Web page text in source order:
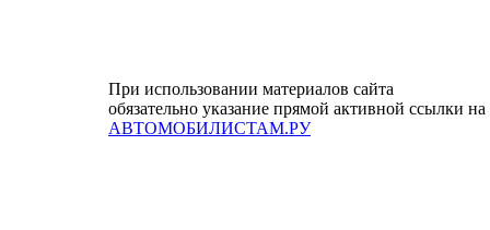
При использовании материалов сайта
обязательно указание прямой активной ссылки на
АВТОМОБИЛИСТАМ.РУ